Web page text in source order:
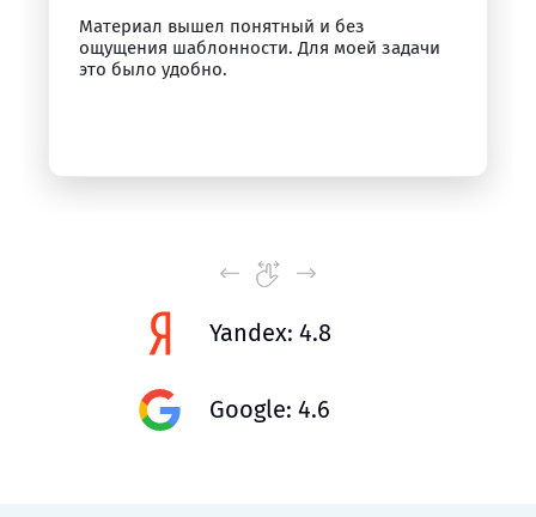
Материал вышел понятный и без
ощущения шаблонности. Для моей задачи
это было удобно.
Yandex: 4.8
Google: 4.6